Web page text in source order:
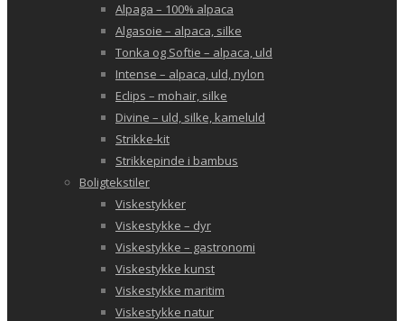
Alpaga – 100% alpaca
Algasoie – alpaca, silke
Tonka og Softie – alpaca, uld
Intense – alpaca, uld, nylon
Eclips – mohair, silke
Divine – uld, silke, kameluld
Strikke-kit
Strikkepinde i bambus
Boligtekstiler
Viskestykker
Viskestykke – dyr
Viskestykke – gastronomi
Viskestykke kunst
Viskestykke maritim
Viskestykke natur